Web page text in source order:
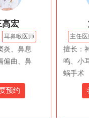
高宏
耳鼻喉医师
炎、鼻息
偏曲、鼻
预约
主任
擅长：
鸣、小
蜗手术